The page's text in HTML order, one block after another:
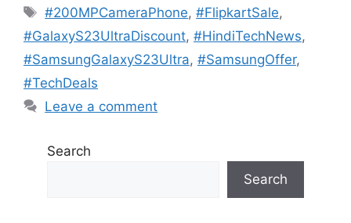
Tags
#200MPCameraPhone,#FlipkartSale,
#GalaxyS23UltraDiscount, #HindiTechNews,
#SamsungGalaxyS23Ultra, #SamsungOffer,
#TechDeals
Leave a comment
Search
Search